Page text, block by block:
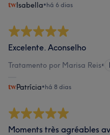
Isabella•há 6 dias
Excelente. Aconselho
Tratamento por Marisa Reis•
Patrícia•há 8 dias
Moments très agréables